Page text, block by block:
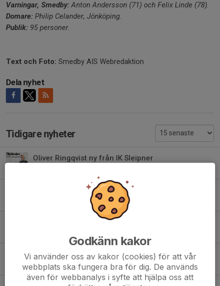
Varningar, Smedby:Anton Andersson (71) och Felix Linde (78).
Domare: Philip Celander, Jönköping.
Publik: 95 personer.
Text och Foto: Smedby AIS Webredaktion
Dela nyhet
Tidigare nyheter
Oliver Ringqvist ny från IK Sleipner
Vinst hemma mot Örebro Syrianska IF
Förlust hemma mot Lindö FF
Joar Tidblom återvänder efter fyra år i USA
24 jul, 18:40
Godkänn kakor
Vi använder oss av kakor (cookies) för att vår
webbplats ska fungera bra för dig. De används
även för webbanalys i syfte att hjälpa oss att